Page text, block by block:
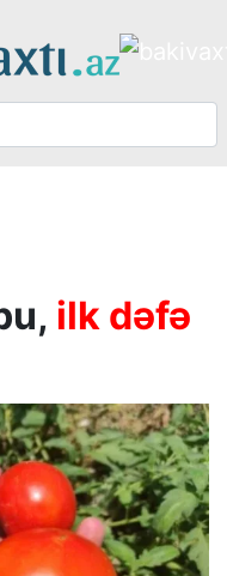
ilk dəfə